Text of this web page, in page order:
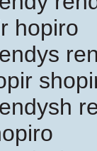
hopiro